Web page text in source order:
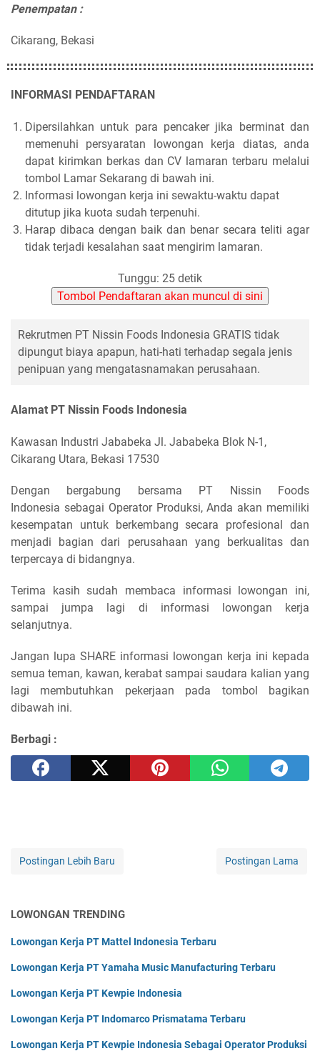
Penempatan :
Cikarang, Bekasi
INFORMASI PENDAFTARAN
Dipersilahkan untuk para pencaker jika berminat dan
memenuhi persyaratan lowongan kerja diatas, anda
dapat kirimkan berkas dan CV lamaran terbaru melalui
tombol Lamar Sekarang di bawah ini.
Informasi lowongan kerja ini sewaktu-waktu dapat
ditutup jika kuota sudah terpenuhi.
Harap dibaca dengan baik dan benar secara teliti agar
tidak terjadi kesalahan saat mengirim lamaran.
Tunggu: 25 detik
Tombol Pendaftaran akan muncul di sini
Rekrutmen PT Nissin Foods Indonesia GRATIS tidak
dipungut biaya apapun, hati-hati terhadap segala jenis
penipuan yang mengatasnamakan perusahaan.
Alamat PT Nissin Foods Indonesia
Kawasan Industri Jababeka Jl. Jababeka Blok N-1,
Cikarang Utara, Bekasi 17530
Dengan bergabung bersama PT Nissin Foods
Indonesia sebagai Operator Produksi, Anda akan memiliki
kesempatan untuk berkembang secara profesional dan
menjadi bagian dari perusahaan yang berkualitas dan
terpercaya di bidangnya.
Terima kasih sudah membaca informasi lowongan ini,
sampai jumpa lagi di informasi lowongan kerja
selanjutnya.
Jangan lupa SHARE informasi lowongan kerja ini kepada
semua teman, kawan, kerabat sampai saudara kalian yang
lagi membutuhkan pekerjaan pada tombol bagikan
dibawah ini.
Berbagi :
Postingan Lebih Baru Postingan Lama
LOWONGAN TRENDING
Lowongan Kerja PT Mattel Indonesia Terbaru
Lowongan Kerja PT Yamaha Music Manufacturing Terbaru
Lowongan Kerja PT Kewpie Indonesia
Lowongan Kerja PT Indomarco Prismatama Terbaru
Lowongan Kerja PT Kewpie Indonesia Sebagai Operator Produksi